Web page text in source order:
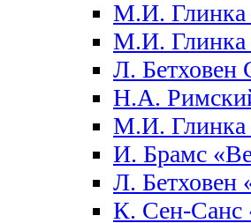
М.И. Глинка
М.И. Глинка
Л. Бетховен
Н.А.
М.И. Глинка
И. Брамс
Л.
К. Сен-Санс